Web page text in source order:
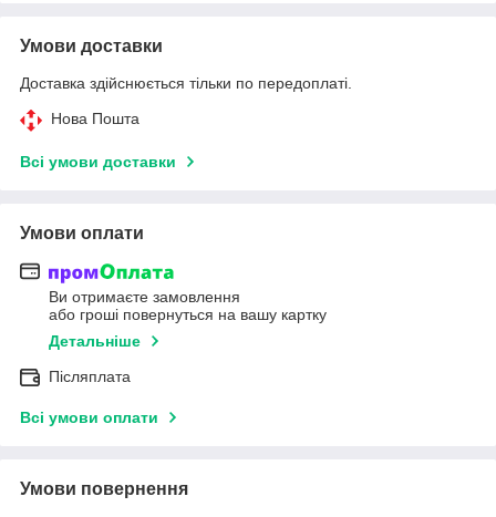
Умови доставки
Доставка здійснюється тільки по передоплаті.
Нова Пошта
Всі умови доставки
Умови оплати
Ви отримаєте замовлення
або гроші повернуться на вашу картку
Детальніше
Післяплата
Всі умови оплати
Умови повернення